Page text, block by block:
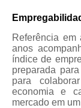
Referência
anos
índice de
preparada
para
economia e
mercado em